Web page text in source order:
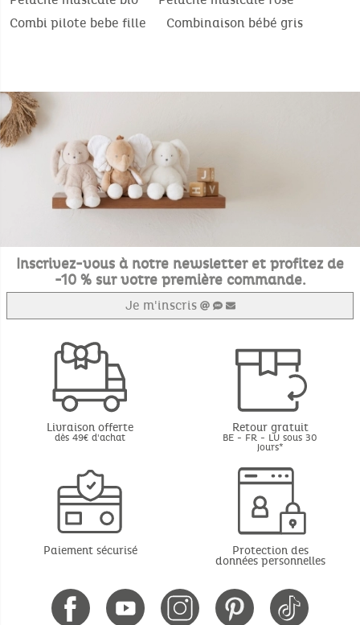
Combi pilote bebe fille
Combinaison bébé gris
Inscrivez-vous à notre newsletter et profitez de
-10 % sur votre première commande.
Je m'inscris
Livraison offerte
dès 49€ d'achat
Retour gratuit
BE - FR - LU sous 30
jours*
Paiement sécurisé Protection des
données personnelles